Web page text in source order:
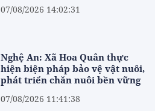
07/08/2026 14:02:31
Nghệ An: Xã Hoa Quân thực
hiện biện pháp bảo vệ vật nuôi,
phát triển chăn nuôi bền vững
07/08/2026 11:41:38